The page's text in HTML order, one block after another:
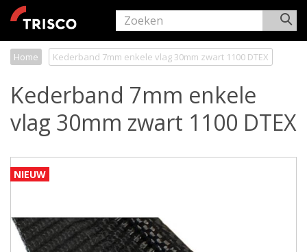
Home Kederband 7mm enkele vlag 30mm zwart 1100 DTEX
Kederband 7mm enkele
vlag 30mm zwart 1100 DTEX
NIEUW